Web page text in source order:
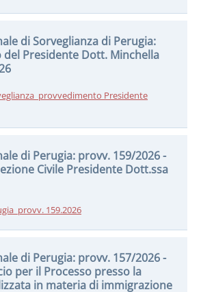
di Sorveglianza di Perugia:
Presidente Dott. Minchella
Presidente
di Perugia: provv. 159/2026 -
Civile Presidente Dott.ssa
159.2026
di Perugia: provv. 157/2026 -
per il Processo presso la
in materia di immigrazione